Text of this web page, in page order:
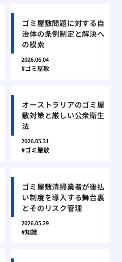
ゴミ屋敷問題に対する自
治体の条例制定と解決へ
の模索
2026.06.04
ゴミ屋敷
オーストラリアのゴミ屋
敷対策と厳しい公衆衛生
法
2026.05.31
ゴミ屋敷
ゴミ屋敷清掃業者が後払
い制度を導入する舞台裏
とそのリスク管理
2026.05.29
知識